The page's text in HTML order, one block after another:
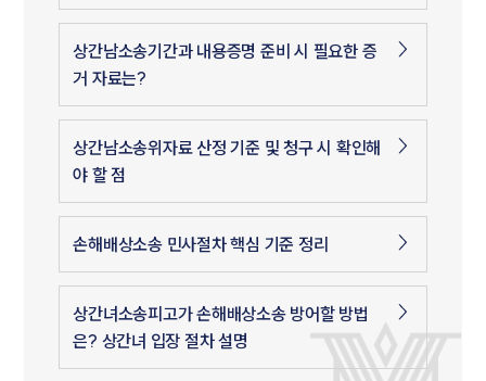
상간남소송기간과 내용증명 준비 시 필요한 증
거 자료는?
상간남소송위자료 산정 기준 및 청구 시 확인해
야 할 점
손해배상소송 민사절차 핵심 기준 정리
상간녀소송피고가 손해배상소송 방어할 방법
은? 상간녀 입장 절차 설명